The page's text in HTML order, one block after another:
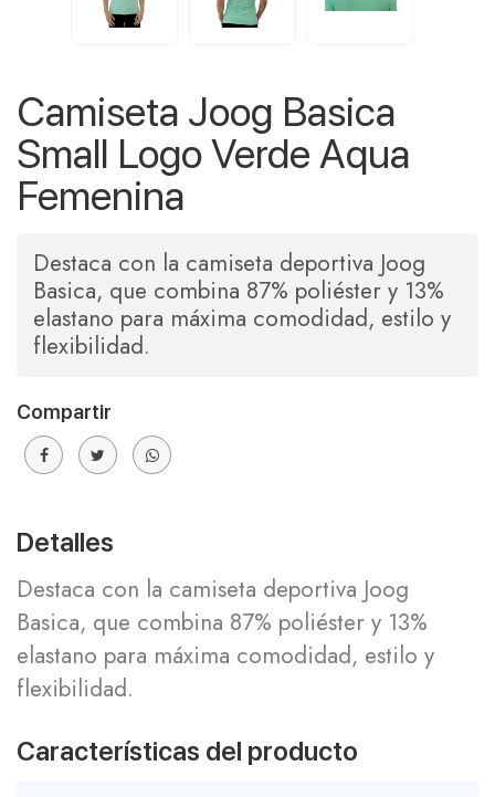
Camiseta Joog Basica
Small Logo Verde Aqua
Femenina
Destaca con la camiseta deportiva Joog
Basica, que combina 87% poliéster y 13%
elastano para máxima comodidad, estilo y
flexibilidad.
Compartir
Detalles
Destaca con la camiseta deportiva Joog
Basica, que combina 87% poliéster y 13%
elastano para máxima comodidad, estilo y
flexibilidad.
Características del producto